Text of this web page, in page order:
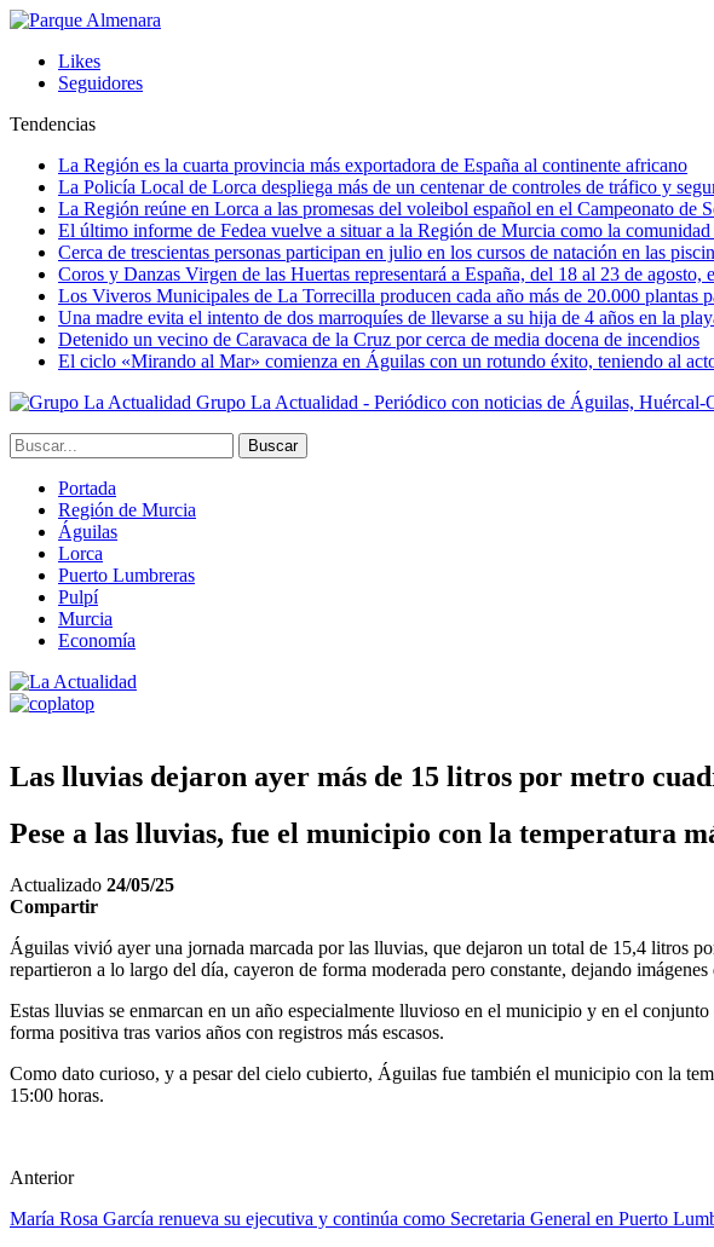
Likes
Seguidores
Tendencias
La Región es la cuarta provincia más exportadora de España al continente africano
La Policía Local de Lorca despliega más de un centenar de controles de tráfico y
La Región reúne en Lorca a las promesas del voleibol español en el Campeonato de
El último informe de Fedea vuelve a situar a la Región de Murcia como la
Cerca de trescientas personas participan en julio en los cursos de natación en las
Coros y Danzas Virgen de las Huertas representará a España, del 18 al 23 de
Los Viveros Municipales de La Torrecilla producen cada año más de 20.000 plantas
Una madre evita el intento de dos marroquíes de llevarse a su hija de 4 años en la
Detenido un vecino de Caravaca de la Cruz por cerca de media docena de incendios
El ciclo «Mirando al Mar» comienza en Águilas con un rotundo éxito, teniendo al
Grupo La Actualidad - Periódico con noticias de Águilas,
Portada
Región de Murcia
Águilas
Lorca
Puerto Lumbreras
Pulpí
Murcia
Economía
Las lluvias dejaron ayer más de 15 litros por metro
Pese a las lluvias, fue el municipio con la temperatura
Actualizado 24/05/25
Compartir
Águilas vivió ayer una jornada marcada por las lluvias, que dejaron un total de 15,4 litros
repartieron a lo largo del día, cayeron de forma moderada pero constante, dejando
Estas lluvias se enmarcan en un año especialmente lluvioso en el municipio y en el
forma positiva tras varios años con registros más escasos.
Como dato curioso, y a pesar del cielo cubierto, Águilas fue también el municipio con la
15:00 horas.
Anterior
María Rosa García renueva su ejecutiva y continúa como Secretaria General en Puerto